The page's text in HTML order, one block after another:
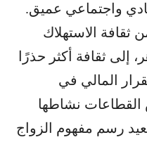
واجتماعي عميق.
ثقافة الاستهلاك
إلى ثقافة أكثر حذرًا
المالي في
القطاعات نشاطها
رسم مفهوم الزواج